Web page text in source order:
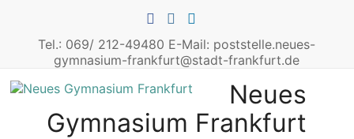
springenTel.: 069/ 212-49480 E-Mail: poststelle.neues-
gymnasium-frankfurt@stadt-frankfurt.de
Neues
Gymnasium Frankfurt